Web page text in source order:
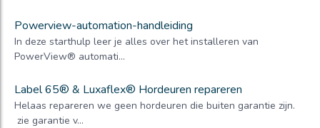
Powerview-automation-handleiding
In deze starthulp leer je alles over het installeren van
PowerView® automati...
Label 65® & Luxaflex® Hordeuren repareren
Helaas repareren we geen hordeuren die buiten garantie zijn.
zie garantie v...